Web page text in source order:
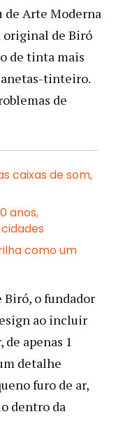
de Arte Moderna
original de Biró
de tinta mais
tinteiro.
de
caixas de som,
anos,
como um
o fundador
ao incluir
apenas 1
detalhe
furo de ar,
dentro da